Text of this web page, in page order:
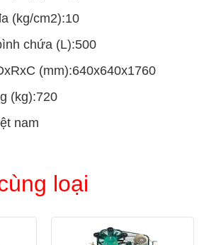
cm2):10
chứa (L):500
(mm):640x640x1760
nam
loại